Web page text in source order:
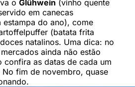
o Glühwein (vinho quente
em canecas
do ano), come
(batata frita
natalinos. Uma dica: no
ainda não estão
confira as datas de cada um
fim de novembro, quase